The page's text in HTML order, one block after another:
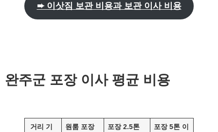
➨ 이삿짐 보관 비용과 보관 이사 비용
완주군 포장 이사 평균 비용
거리 기
원룸 포장
포장 2.5톤
포장 5톤 이